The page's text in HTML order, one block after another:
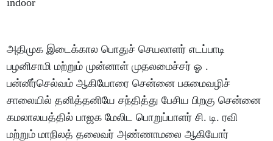
அதிமுக இடைக்கால பொதுச் செயலாளர் எடப்பாடி
பழனிசாமி மற்றும் முன்னாள் முதலமைச்சர் ஓ .
பன்னீர்செல்வம் ஆகியோரை சென்னை பசுமைவழிச்
சாலையில் தனித்தனியே சந்தித்து பேசிய பிறகு சென்னை
கமலாலயத்தில் பாஜக மேலிட பொறுப்பாளர் சி. டி. ரவி
மற்றும் மாநிலத் தலைவர் அண்ணாமலை ஆகியோர்